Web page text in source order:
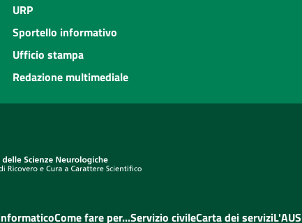
URP
Sportello informativo
Ufficio stampa
Redazione multimediale
Come fare per...Servizio civileCarta dei servizi